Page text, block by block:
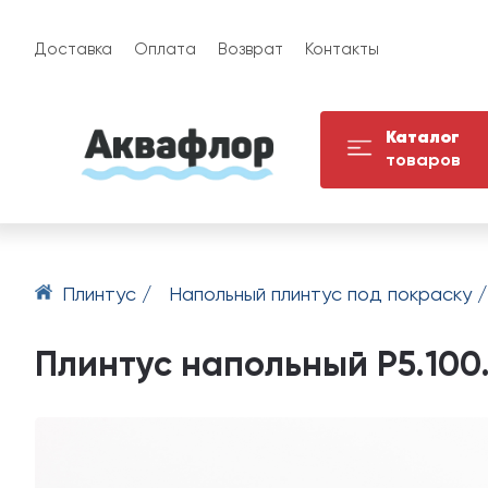
Доставка Оплата Возврат Контакты
Каталог
товаров
Плинтус / Напольный плинтус под покраску /
Плинтус напольный